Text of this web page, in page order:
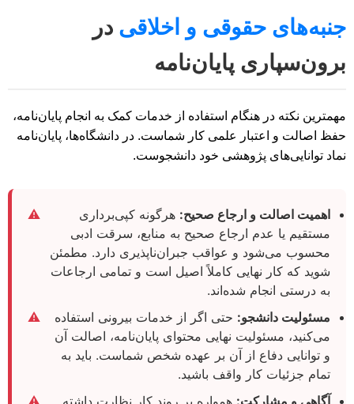
جنبه‌های حقوقی و اخلاقی در
برون‌سپاری پایان‌نامه
مهمترین نکته در هنگام استفاده از خدمات کمک به انجام پایان‌نامه،
حفظ اصالت و اعتبار علمی کار شماست. در دانشگاه‌ها، پایان‌نامه
نماد توانایی‌های پژوهشی خود دانشجوست.
⚠️ اهمیت اصالت و ارجاع صحیح: هرگونه کپی‌برداری
مستقیم یا عدم ارجاع صحیح به منابع، سرقت ادبی
محسوب می‌شود و عواقب جبران‌ناپذیری دارد. مطمئن
شوید که کار نهایی کاملاً اصیل است و تمامی ارجاعات
به درستی انجام شده‌اند.
⚠️
مسئولیت دانشجو: حتی اگر از خدمات بیرونی استفاده
می‌کنید، مسئولیت نهایی محتوای پایان‌نامه، اصالت آن
و توانایی دفاع از آن بر عهده شخص شماست. باید به
تمام جزئیات کار واقف باشید.
⚠️
آگاهی و مشارکت: همواره بر روند کار نظارت داشته